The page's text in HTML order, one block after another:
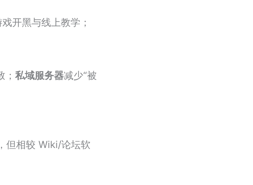
开黑与线上教学；
私域服务器减少“被
，但相较 Wiki/论坛软